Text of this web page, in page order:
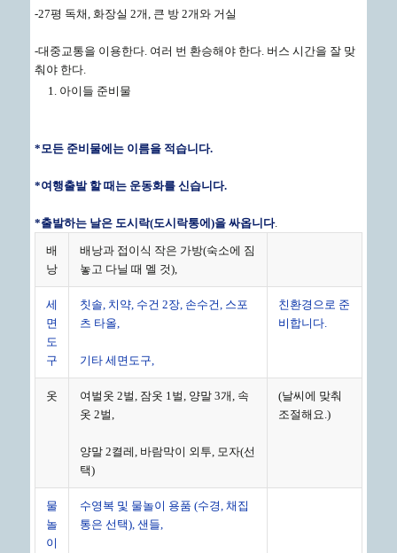
-27평 독채, 화장실 2개, 큰 방 2개와 거실
-대중교통을 이용한다. 여러 번 환승해야 한다. 버스 시간을 잘 맞
춰야 한다.
아이들 준비물
*모든 준비물에는 이름을 적습니다.
*여행출발 할 때는 운동화를 신습니다.
*출발하는 날은 도시락(도시락통에 )을 싸옵니다.
배
낭
배낭과 접이식 작은 가방(숙소에 짐
놓고 다닐 때 멜 것),
세
면
도
구
칫솔, 치약, 수건 2장, 손수건, 스포
츠 타올,
기타 세면도구,
친환경으로 준
비합니다.
옷
여벌옷 2벌, 잠옷 1벌, 양말 3개, 속
옷 2벌,
양말 2켤레, 바람막이 외투, 모자(선
택)
(날씨에 맞춰
조절해요.)
물
놀
이
수영복 및 물놀이 용품 (수경, 채집
통은 선택), 샌들,